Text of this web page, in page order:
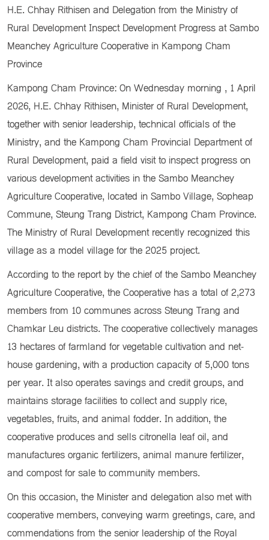
H.E. Chhay Rithisen and Delegation from the Ministry of
Rural Development Inspect Development Progress at Sambo
Meanchey Agriculture Cooperative in Kampong Cham
Province
Kampong Cham Province: On Wednesday morning , 1 April
2026, H.E. Chhay Rithisen, Minister of Rural Development,
together with senior leadership, technical officials of the
Ministry, and the Kampong Cham Provincial Department of
Rural Development, paid a field visit to inspect progress on
various development activities in the Sambo Meanchey
Agriculture Cooperative, located in Sambo Village, Sopheap
Commune, Steung Trang District, Kampong Cham Province.
The Ministry of Rural Development recently recognized this
village as a model village for the 2025 project.
According to the report by the chief of the Sambo Meanchey
Agriculture Cooperative, the Cooperative has a total of 2,273
members from 10 communes across Steung Trang and
Chamkar Leu districts. The cooperative collectively manages
13 hectares of farmland for vegetable cultivation and net-
house gardening, with a production capacity of 5,000 tons
per year. It also operates savings and credit groups, and
maintains storage facilities to collect and supply rice,
vegetables, fruits, and animal fodder. In addition, the
cooperative produces and sells citronella leaf oil, and
manufactures organic fertilizers, animal manure fertilizer,
and compost for sale to community members.
On this occasion, the Minister and delegation also met with
cooperative members, conveying warm greetings, care, and
commendations from the senior leadership of the Royal